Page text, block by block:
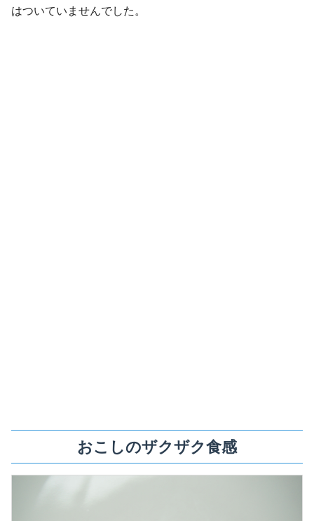
はついていませんでした。
おこしのザクザク食感